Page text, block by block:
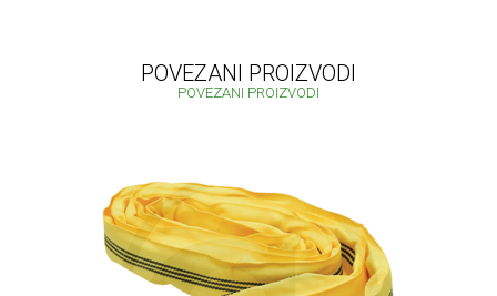
POVEZANI PROIZVODI
POVEZANI PROIZVODI